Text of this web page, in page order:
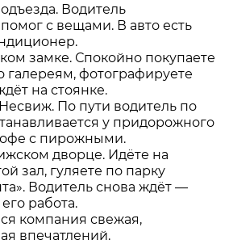
Водитель
с вещами. В авто есть
замке. Спокойно покупаете
галереям, фотографируете
на стоянке.
По пути водитель по
у придорожного
с пирожными.
дворце. Идёте на
зал, гуляете по парку
Водитель снова ждёт —
работа.
компания свежая,
впечатлений.